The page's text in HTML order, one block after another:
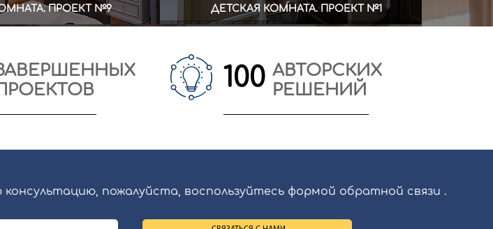
ПРОЕКТ №9 ДЕТСКАЯ КОМНАТА. ПРОЕКТ №1
100 АВТОРСКИХ
РЕШЕНИЙ
пожалуйста, воспользуйтесь формой обратной связи .